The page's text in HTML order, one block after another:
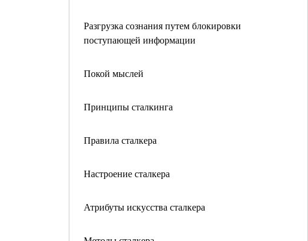
Разгрузка сознания путем блокировки
поступающей информации
Покой мыслей
Принципы сталкинга
Правила сталкера
Настроение сталкера
Атрибуты искусства сталкера